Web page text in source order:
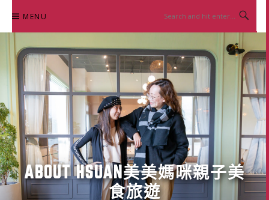
content
MENU
ABOUT HSUAN美美媽咪親子美
食旅遊